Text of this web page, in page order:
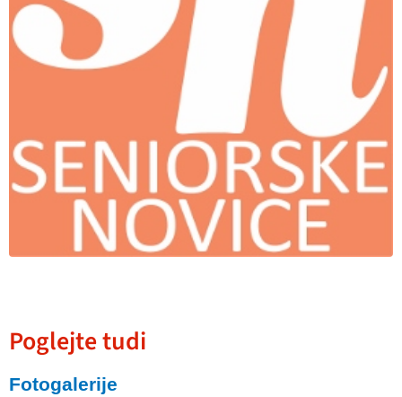
Poglejte tudi
Fotogalerije